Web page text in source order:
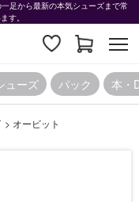
足から最新の本気シューズまで常
す。
ューズ パック 本・
> オービット